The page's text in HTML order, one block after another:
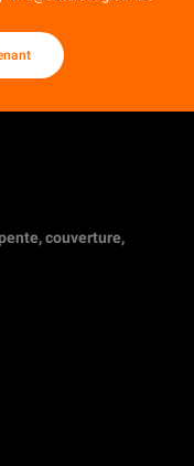
couverture,